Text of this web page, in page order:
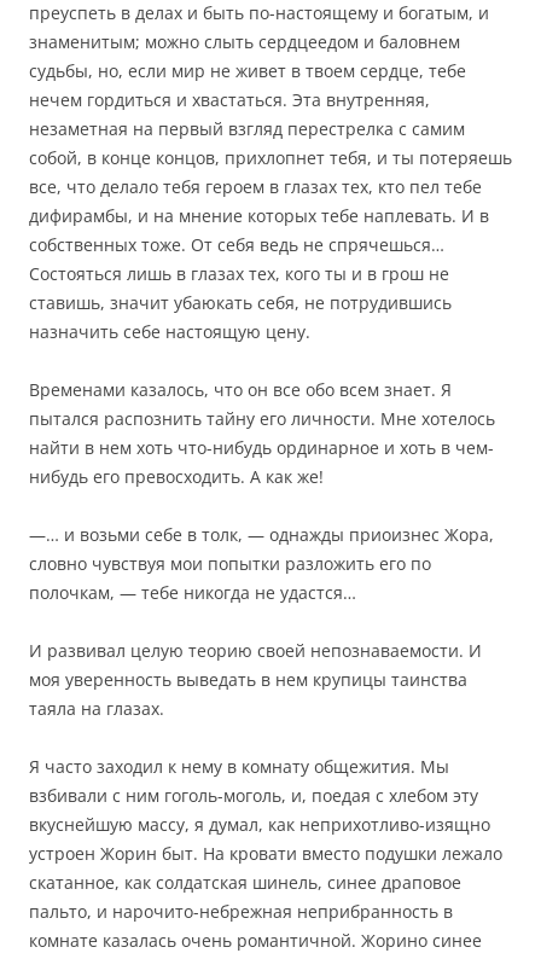
преуспеть в делах и быть по-настоящему и богатым, и
знаменитым; можно слыть сердцеедом и баловнем
судьбы, но, если мир не живет в твоем сердце, тебе
нечем гордиться и хвастаться. Эта внутренняя,
незаметная на первый взгляд перестрелка с самим
собой, в конце концов, прихлопнет тебя, и ты потеряешь
все, что делало тебя героем в глазах тех, кто пел тебе
дифирамбы, и на мнение которых тебе наплевать. И в
собственных тоже. От себя ведь не спрячешься…
Состояться лишь в глазах тех, кого ты и в грош не
ставишь, значит убаюкать себя, не потрудившись
назначить себе настоящую цену.
Временами казалось, что он все обо всем знает. Я
пытался распознить тайну его личности. Мне хотелось
найти в нем хоть что-нибудь ординарное и хоть в чем-
нибудь его превосходить. А как же!
—… и возьми себе в толк, — однажды приоизнес Жора,
словно чувствуя мои попытки разложить его по
полочкам, — тебе никогда не удастся…
И развивал целую теорию своей непознаваемости. И
моя уверенность выведать в нем крупицы таинства
таяла на глазах.
Я часто заходил к нему в комнату общежития. Мы
взбивали с ним гоголь-моголь, и, поедая с хлебом эту
вкуснейшую массу, я думал, как неприхотливо-изящно
устроен Жорин быт. На кровати вместо подушки лежало
скатанное, как солдатская шинель, синее драповое
пальто, и нарочито-небрежная неприбранность в
комнате казалась очень романтичной. Жорино синее